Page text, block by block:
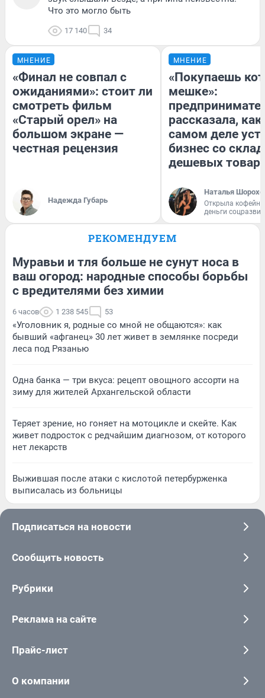
Что это могло быть
17 140 34
МНЕНИЕ
«Финал не совпал с
ожиданиями»: стоит ли
смотреть фильм
«Старый орел» на
большом экране —
честная рецензия
Надежда Губарь
МНЕНИЕ
«Покупаешь
мешке»:
рассказала, как
самом деле
бизнес со
дешевых
Наталья
Открыла
деньги
РЕКОМЕНДУЕМ
Муравьи и тля больше не сунут носа в
ваш огород: народные способы борьбы
с вредителями без химии
6 часов 1 238 545 53
«Уголовник я, родные со мной не общаются»: как
бывший «афганец» 30 лет живет в землянке посреди
леса под Рязанью
Одна банка — три вкуса: рецепт овощного ассорти на
зиму для жителей Архангельской области
Теряет зрение, но гоняет на мотоцикле и скейте. Как
живет подросток с редчайшим диагнозом, от которого
нет лекарств
Выжившая после атаки с кислотой петербурженка
выписалась из больницы
Подписаться на новости
Сообщить новость
Рубрики
Реклама на сайте
Прайс-лист
О компании